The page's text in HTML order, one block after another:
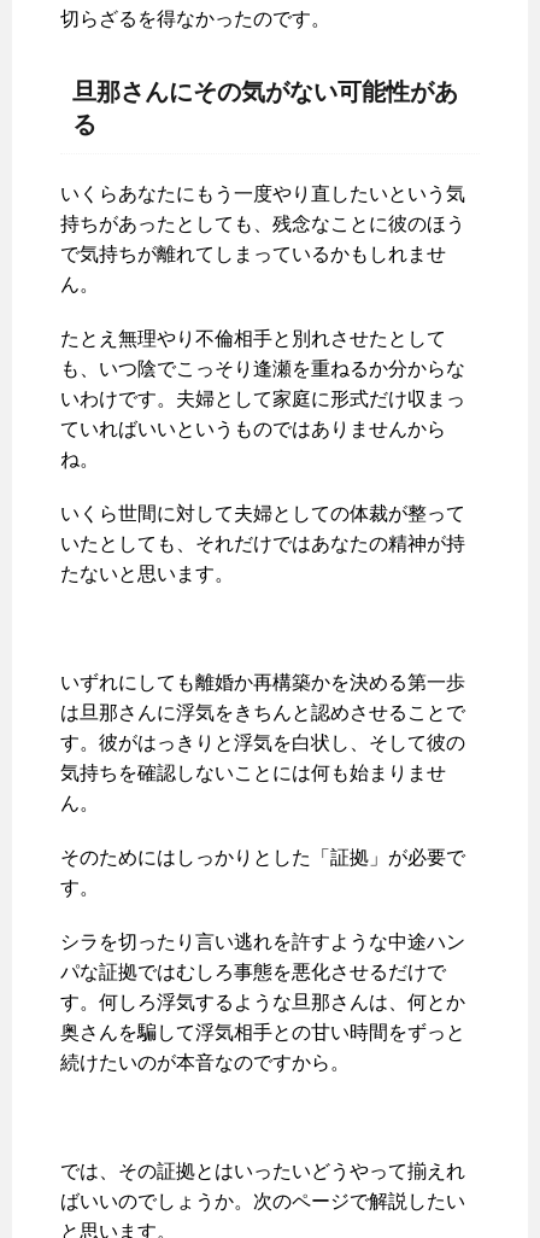
切らざるを得なかったのです。
旦那さんにその気がない可能性があ
る
いくらあなたにもう一度やり直したいという気
持ちがあったとしても、残念なことに彼のほう
で気持ちが離れてしまっているかもしれませ
ん。
たとえ無理やり不倫相手と別れさせたとして
も、いつ陰でこっそり逢瀬を重ねるか分からな
いわけです。夫婦として家庭に形式だけ収まっ
ていればいいというものではありませんから
ね。
いくら世間に対して夫婦としての体裁が整って
いたとしても、それだけではあなたの精神が持
たないと思います。
いずれにしても離婚か再構築かを決める第一歩
は旦那さんに浮気をきちんと認めさせることで
す。彼がはっきりと浮気を白状し、そして彼の
気持ちを確認しないことには何も始まりませ
ん。
そのためにはしっかりとした「証拠」が必要で
す。
シラを切ったり言い逃れを許すような中途ハン
パな証拠ではむしろ事態を悪化させるだけで
す。何しろ浮気するような旦那さんは、何とか
奥さんを騙して浮気相手との甘い時間をずっと
続けたいのが本音なのですから。
では、その証拠とはいったいどうやって揃えれ
ばいいのでしょうか。次のページで解説したい
と思います。